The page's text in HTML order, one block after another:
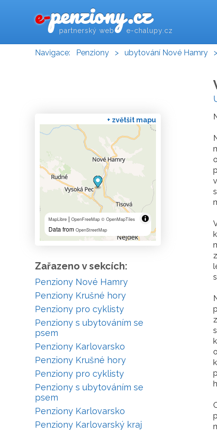
e-penziony.cz
partnerský web e-chalupy.cz
Navigace: Penziony > ubytování Nové Hamry
+ zvětšit mapu
MapLibre | OpenFreeMap © OpenMapTiles
Data from OpenStreetMap
Zařazeno v sekcích:
Penziony Nové Hamry
Penziony Krušné hory
Penziony pro cyklisty
Penziony s ubytováním se
psem
Penziony Karlovarsko
Penziony Krušné hory
Penziony pro cyklisty
Penziony s ubytováním se
psem
Penziony Karlovarsko
Penziony Karlovarský kraj